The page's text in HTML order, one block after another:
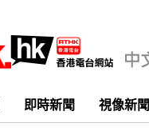
即時新聞 視像新聞